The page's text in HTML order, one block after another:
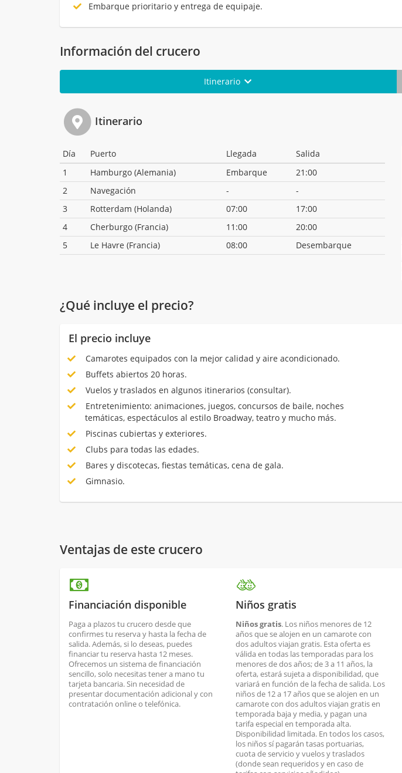
Embarque prioritario y entrega de equipaje.
Información del crucero
Itinerario
Itinerario
Día Puerto Llegada
Salida
1
Hamburgo (Alemania) Embarque
21:00
2
Navegación -
-
3
Rotterdam (Holanda) 07:00
17:00
4
Cherburgo (Francia) 11:00
20:00
5
Le Havre (Francia) 08:00 Desembarque
¿Qué incluye el precio?
El precio incluye
Camarotes equipados con la mejor calidad y aire acondicionado.
Buffets abiertos 20 horas.
Vuelos y traslados en algunos itinerarios (consultar).
Entretenimiento: animaciones, juegos, concursos de baile, noches
temáticas, espectáculos al estilo Broadway, teatro y mucho más.
Piscinas cubiertas y exteriores.
Clubs para todas las edades.
Bares y discotecas, fiestas temáticas, cena de gala.
Gimnasio.
Ventajas de este crucero
Financiación disponible
Paga a plazos tu crucero desde que
confirmes tu reserva y hasta la fecha de
salida. Además, si lo deseas, puedes
financiar tu reserva hasta 12 meses.
Ofrecemos un sistema de financiación
sencillo, solo necesitas tener a mano tu
tarjeta bancaria. Sin necesidad de
presentar documentación adicional y con
contratación online o telefónica.
Niños gratis
Niños gratis. Los niños menores de 12
años que se alojen en un camarote con
dos adultos viajan gratis. Esta oferta es
válida en todas las temporadas para los
menores de dos años; de 3 a 11 años, la
oferta, estará sujeta a disponibilidad, que
variará en función de la fecha de salida. Los
niños de 12 a 17 años que se alojen en un
camarote con dos adultos viajan gratis en
temporada baja y media, y pagan una
tarifa especial en temporada alta.
Disponibilidad limitada. En todos los casos,
los niños sí pagarán tasas portuarias,
cuota de servicio y vuelos y traslados
(donde sean requeridos y en caso de